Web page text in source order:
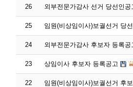
26 외부전문가감사 선거 당선인공
25 임원(비상임이사)보궐선거 당
24 외부전문가감사 후보자 등록공
23 상임이사 후보자 등록공고
22 임원(비상임이사)보궐선거 후